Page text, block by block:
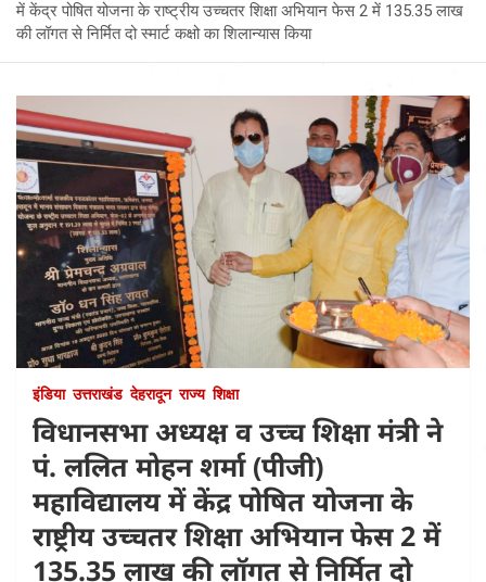
में केंद्र पोषित योजना के राष्ट्रीय उच्चतर शिक्षा अभियान फेस 2 में 135.35 लाख
की लॉगत से निर्मित दो स्मार्ट कक्षो का शिलान्यास किया
इंडिया उत्तराखंड देहरादून राज्य शिक्षा
विधानसभा अध्यक्ष व उच्च शिक्षा मंत्री ने
पं. ललित मोहन शर्मा (पीजी)
महाविद्यालय में केंद्र पोषित योजना के
राष्ट्रीय उच्चतर शिक्षा अभियान फेस 2 में
135.35 लाख की लॉगत से निर्मित दो